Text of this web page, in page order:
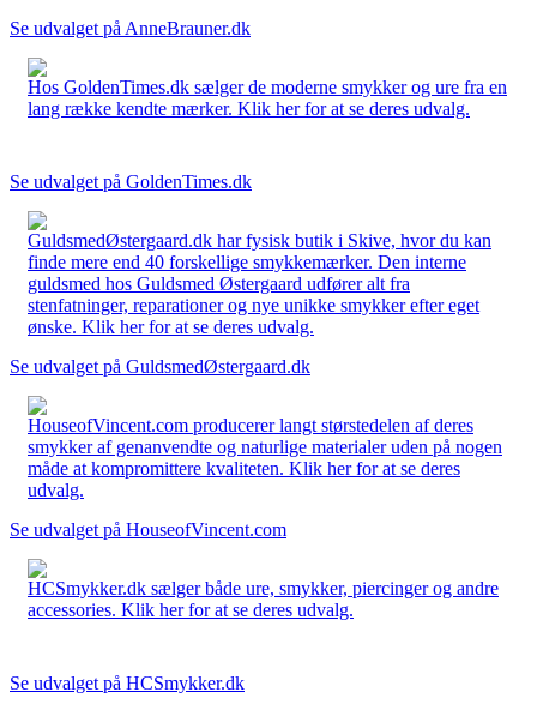
Se udvalget på AnneBrauner.dk
Hos GoldenTimes.dk sælger de moderne smykker og ure fra en
lang række kendte mærker. Klik her for at se deres udvalg.
Se udvalget på GoldenTimes.dk
GuldsmedØstergaard.dk har fysisk butik i Skive, hvor du kan
finde mere end 40 forskellige smykkemærker. Den interne
guldsmed hos Guldsmed Østergaard udfører alt fra
stenfatninger, reparationer og nye unikke smykker efter eget
ønske. Klik her for at se deres udvalg.
Se udvalget på GuldsmedØstergaard.dk
HouseofVincent.com producerer langt størstedelen af deres
smykker af genanvendte og naturlige materialer uden på nogen
måde at kompromittere kvaliteten. Klik her for at se deres
udvalg.
Se udvalget på HouseofVincent.com
HCSmykker.dk sælger både ure, smykker, piercinger og andre
accessories. Klik her for at se deres udvalg.
Se udvalget på HCSmykker.dk